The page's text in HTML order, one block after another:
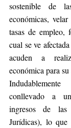
sostenible de
económicas,
tasas de empleo,
cual se ve
acuden a
económica para
conllevado a
ingresos de las
Jurídicas), lo